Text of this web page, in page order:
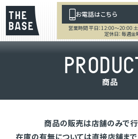
お電話はこちら
営業時間 平日：12:00～20:00
定休日：毎週金
PRODUC
商品
商品の販売は店舗のみで行
在庫の有無については直接店舗ま